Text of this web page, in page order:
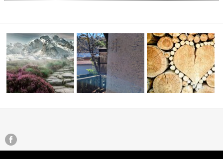
にする
大きな転機